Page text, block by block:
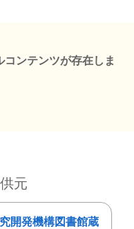
ンテンツが存在しま
元
開発機構図書館蔵